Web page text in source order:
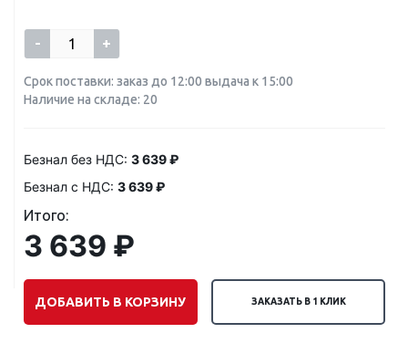
- +
Срок поставки: заказ до 12:00 выдача к 15:00
Наличие на складе: 20
Безнал без НДС: 3 639 ₽
Безнал с НДС: 3 639 ₽
Итого:
3 639 ₽
ДОБАВИТЬ В КОРЗИНУ ЗАКАЗАТЬ В 1 КЛИК